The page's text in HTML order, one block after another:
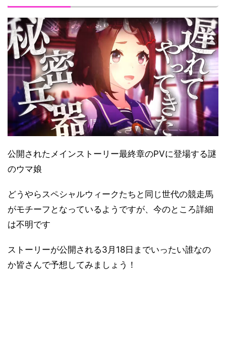
公開されたメインストーリー最終章のPVに登場する謎
のウマ娘
どうやらスペシャルウィークたちと同じ世代の競走馬
がモチーフとなっているようですが、今のところ詳細
は不明です
ストーリーが公開される3月18日までいったい誰なの
か皆さんで予想してみましょう！